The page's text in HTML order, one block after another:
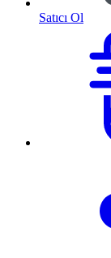
Satıcı Ol